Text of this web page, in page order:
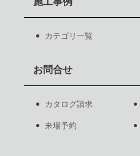
カテゴリ一覧
お問合せ
カタログ請求
来場予約